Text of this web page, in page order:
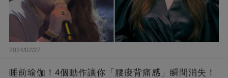
2024/02/27
睡前瑜伽！4個動作讓你「腰痠背痛感」瞬間消失！